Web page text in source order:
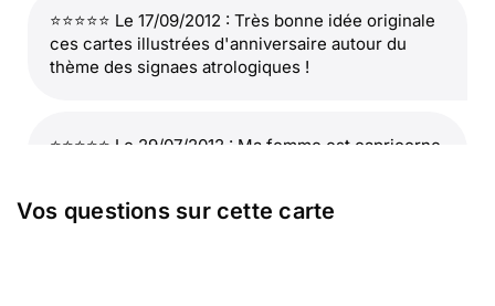
⭐⭐⭐⭐⭐ Le 17/09/2012 : Très bonne idée originale
ces cartes illustrées d'anniversaire autour du
thème des signaes atrologiques !
⭐⭐⭐⭐⭐ Le 29/07/2012 : Ma femme est capricorne.
Vos questions sur cette carte